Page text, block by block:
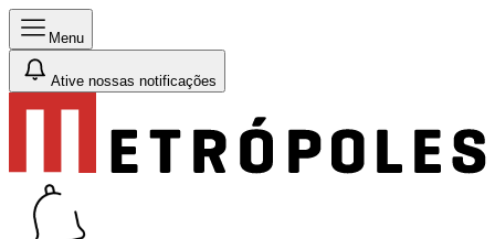
Menu
Ative nossas notificações